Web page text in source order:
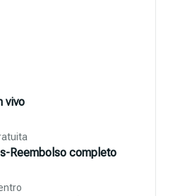
vivo
Reembolso completo